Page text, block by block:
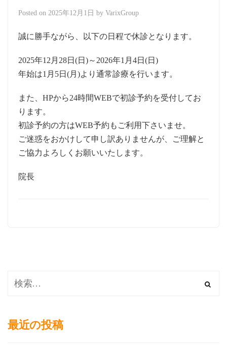
Posted on 2025年12月1日 by VarixGroup
誠に勝手ながら、以下の日程で休診となります。
2025年12月28日(日)～2026年1月4日(日)
年始は1月5日(月)より通常診療を行います。
また、HPから24時間WEBで初診予約を受付してお
ります。
初診予約の方はWEB予約もご利用下さいませ。
ご迷惑をおかけして申し訳ありませんが、ご理解と
ご協力よろしくお願いいたします。
院長
最近の投稿